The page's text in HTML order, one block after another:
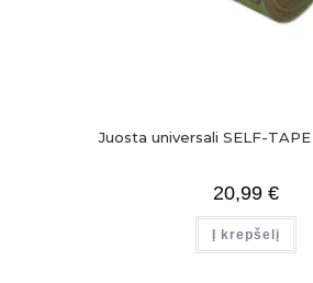
Juosta universali SELF-
20,99 €
Į krepšelį